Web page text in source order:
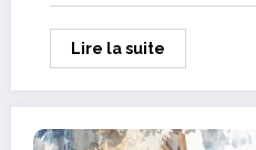
Lire la suite